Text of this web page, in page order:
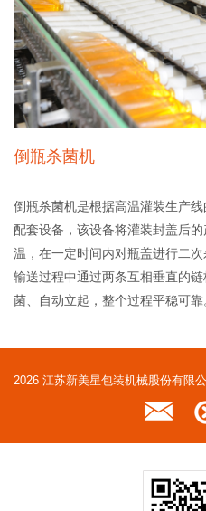
倒瓶杀菌机
倒瓶杀菌机是根据高温灌装生产
配套设备，该设备将灌装封盖后
温，在一定时间内对瓶盖进行二
输送过程中通过两条互相垂直的
菌、自动立起，整个过程平稳可靠
2026 江苏新美星包装机械股份有限